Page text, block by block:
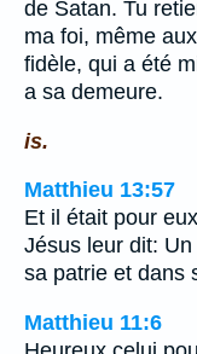
de Satan. Tu
ma foi, même
fidèle, qui a été
a sa demeure.
is.
Matthieu 13:57
Et il était pour
Jésus leur dit:
sa patrie et dans
Matthieu 11:6